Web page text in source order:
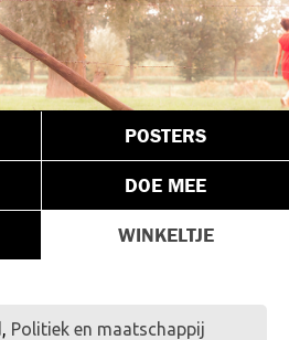
POSTERS
DOE MEE
WINKELTJE
, Politiek en maatschappij